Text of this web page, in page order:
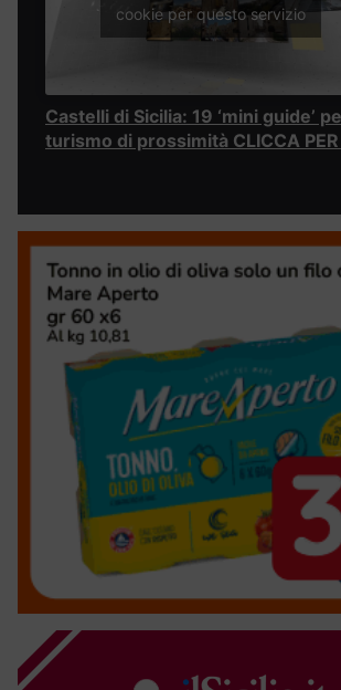
cookie per questo servizio
Castelli di Sicilia: 19 ‘mini guide’
turismo di prossimità CLICCA PER